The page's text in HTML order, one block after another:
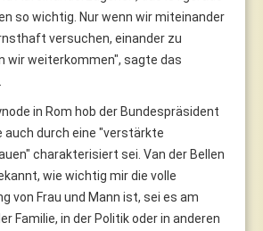
so wichtig. Nur wenn wir miteinander
versuchen, einander zu
wir weiterkommen", sagte das
in Rom hob der Bundespräsident
auch durch eine "verstärkte
charakterisiert sei. Van der Bellen
wie wichtig mir die volle
von Frau und Mann ist, sei es am
Familie, in der Politik oder in anderen